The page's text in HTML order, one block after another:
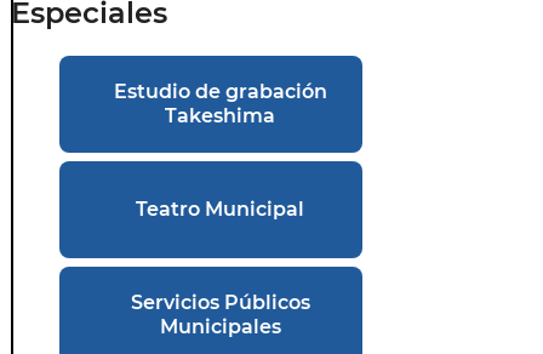
Especiales
Estudio de grabación
Takeshima
Teatro Municipal
Servicios Públicos
Municipales